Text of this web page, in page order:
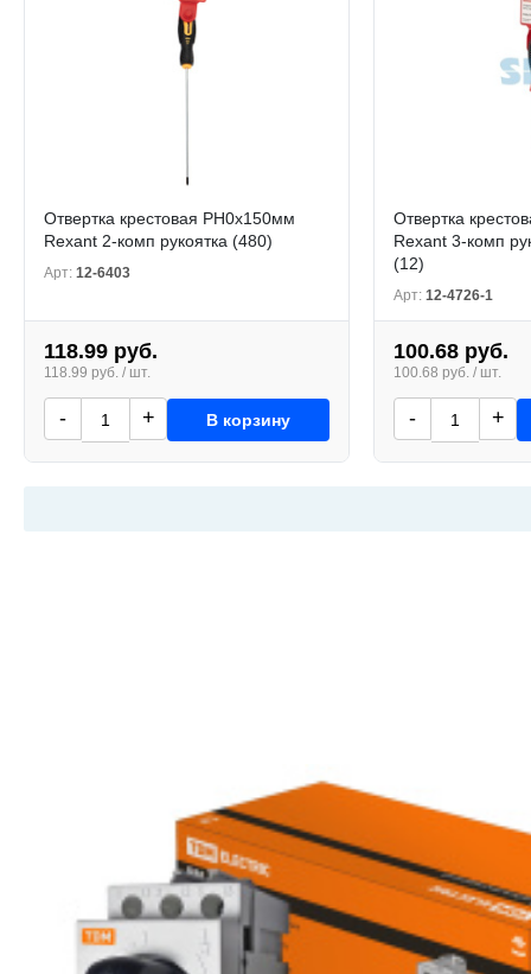
Отвертка крестовая PH0x150мм
Rexant 2-комп рукоятка (480)
Арт: 12-6403
118.99 руб.
118.99 руб. / шт.
- + В корзину
Отвертка
Rexant 3-комп
(12)
Арт: 12-4726-1
100.68 руб.
100.68 руб. / шт.
- +